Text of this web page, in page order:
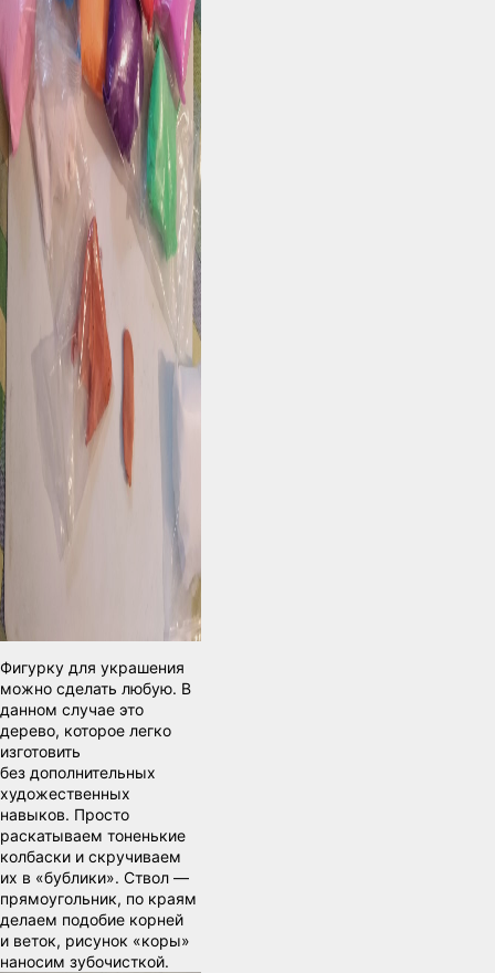
Фигурку для украшения
можно сделать любую. В
данном случае это
дерево, которое легко
изготовить
без дополнительных
художественных
навыков. Просто
раскатываем тоненькие
колбаски и скручиваем
их в «бублики». Ствол —
прямоугольник, по краям
делаем подобие корней
и веток, рисунок «коры»
наносим зубочисткой.